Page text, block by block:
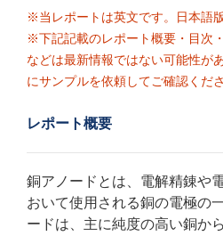
※当レポートは英文です。日本語
※下記記載のレポート概要・目次
などは最新情報ではない可能性が
にサンプルを依頼してご確認くださ
レポート概要
銅アノードとは、電解精錬や
おいて使用される銅の電極の
ードは、主に純度の高い銅か